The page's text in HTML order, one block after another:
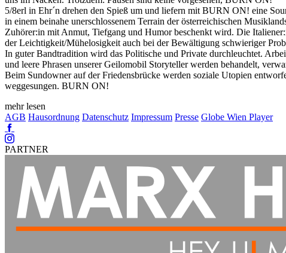
5/8erl in Ehr´n drehen den Spieß um und liefern mit BURN ON! eine
in einem beinahe unerschlossenem Terrain der österreichischen
Zuhörer:in mit Anmut, Tiefgang und Humor beschenkt wird. Die
der Leichtigkeit/Mühelosigkeit auch bei der Bewältigung schwieriger
In guter Bandtradition wird das Politische und Private durchleuchtet.
und leere Phrasen unserer Geilomobil Storyteller werden behandelt,
Beim Sundowner auf der Friedensbrücke werden soziale Utopien
weggesungen. BURN ON!
mehr lesen
AGB Hausordnung Datenschutz Impressum Presse Globe Wien Player
Facebook
Instagram
PARTNER